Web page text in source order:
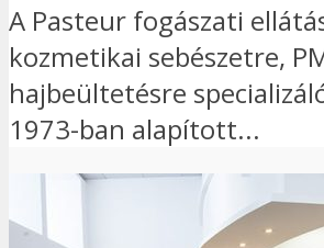
A Pasteur fogászati
kozmetikai sebészetre,
hajbeültetésre
1973-ban alapított...